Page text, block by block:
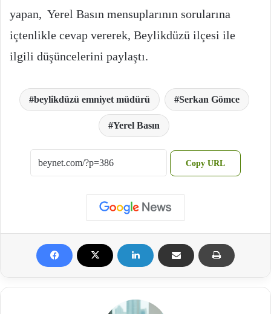
yapan, Yerel Basın mensuplarının sorularına
içtenlikle cevap vererek, Beylikdüzü ilçesi ile
ilgili düşüncelerini paylaştı.
beylikdüzü emniyet müdürü Serkan Gömce
Yerel Basın
Copy URL